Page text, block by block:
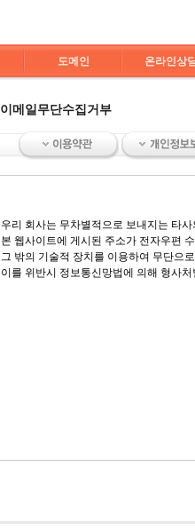
도메인 온라인상
이메일무단수집거부
우리 회사는 무차별적으로 보내지는 타
본 웹사이트에 게시된 주소가 전자우편
그 밖의 기술적 장치를 이용하여 무단으
이를 위반시 정보통신망법에 의해 형사